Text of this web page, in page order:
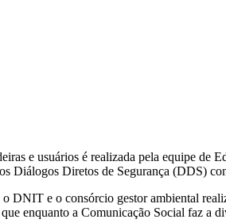
e usuários é realizada pela equipe de
Diálogos Diretos de Segurança (DDS)
DNIT e o consórcio gestor ambiental
enquanto a Comunicação Social faz a